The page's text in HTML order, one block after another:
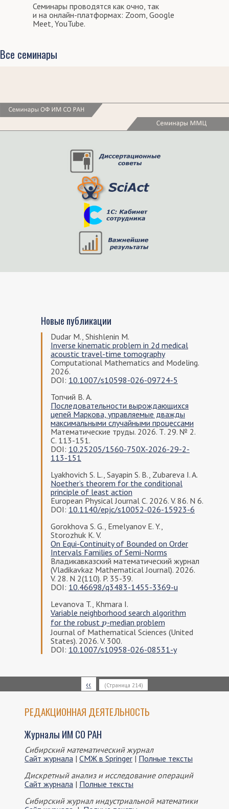
Семинары проводятся как очно, так
и на онлайн-платформах: Zoom, Google
Meet, YouTube.
Все семинары
Новые публикации
Dudar M., Shishlenin M.
Inverse kinematic problem in 2d medical
acoustic travel-time tomography
Computational Mathematics and Modeling.
2026.
DOI: 10.1007/s10598-026-09724-5
Топчий В. А.
Последовательности вырождающихся
цепей Маркова, управляемые дважды
максимальными случайными процессами
Математические труды. 2026. Т. 29. № 2.
С. 113-151.
DOI: 10.25205/1560-750X-2026-29-2-
113-151
Lyakhovich S. L., Sayapin S. B., Zubareva I. A.
Noether’s theorem for the conditional
principle of least action
European Physical Journal C. 2026. V. 86. N 6.
DOI: 10.1140/epjc/s10052-026-15923-6
Gorokhova S. G., Emelyanov E. Y.,
Storozhuk K. V.
On Equi-Continuity of Bounded on Order
Intervals Families of Semi-Norms
Владикавказский математический журнал
(Vladikavkaz Mathematical Journal). 2026.
V. 28. N 2(110). P. 35-39.
DOI: 10.46698/q3483-1455-3369-u
Levanova T., Khmara I.
Variable neighborhood search algorithm
for the robust p
p-median problem
Journal of Mathematical Sciences (United
States). 2026. V. 300.
DOI: 10.1007/s10958-026-08531-y
страниц
Предыдущая
страница
‹‹ (Страница 214)
РЕДАКЦИОННАЯ ДЕЯТЕЛЬНОСТЬ
Журналы ИМ СО РАН
Сибирский математический журнал
Сайт журнала | СМЖ в Springer | Полные тексты
Дискретный анализ и исследование операций
Сайт журнала | Полные тексты
Сибирский журнал индустриальной математики